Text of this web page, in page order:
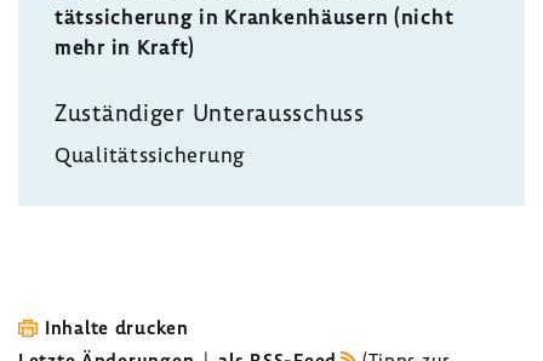
täts­si­che­rung in Kran­ken­häu­sern (nicht
mehr in Kraft)
Zustän­diger Unter­aus­schuss
Quali­täts­si­che­rung
Inhalte drucken